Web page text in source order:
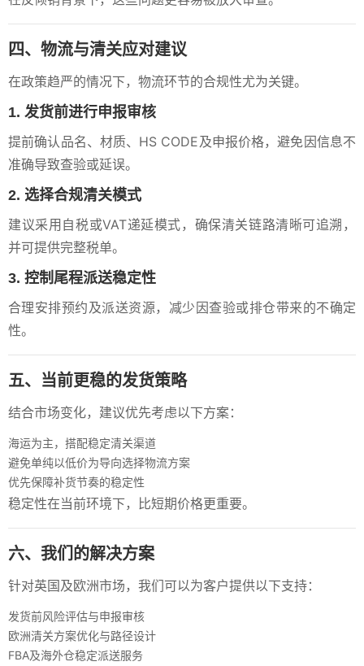
四、物流与清关应对建议
在政策趋严的情况下，物流环节的合规性尤为关键。
1. 发货前进行申报审核
提前确认品名、材质、HS CODE及申报价格，避免因信息不
准确导致查验或延误。
2. 选择合规清关模式
建议采用自税或VAT递延模式，确保清关链路清晰可追溯，
并可提供完整税单。
3. 控制尾程派送稳定性
合理安排预约及派送资源，减少因查验或排仓带来的不确定
性。
五、当前更稳的发货策略
结合市场变化，建议优先考虑以下方案：
海运为主，搭配稳定清关渠道
避免单纯以低价为导向选择物流方案
优先保障补货节奏的稳定性
稳定性在当前环境下，比短期价格更重要。
六、我们的解决方案
针对英国及欧洲市场，我们可以为客户提供以下支持：
发货前风险评估与申报审核
欧洲清关方案优化与路径设计
FBA及海外仓稳定派送服务